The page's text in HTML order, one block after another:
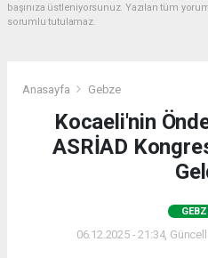
başınıza üstleniyorsunuz. Yazılan tüm
sorumlu tutulamaz.
Anasayfa Gebze
Kocaeli'nin
ASRİAD
06.12.2025 - 21:34,